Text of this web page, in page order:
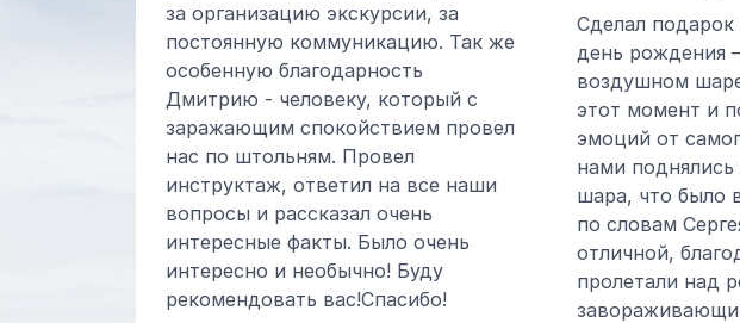
за организацию экскурсии, за
постоянную коммуникацию. Так же
особенную благодарность
Дмитрию - человеку, который с
заражающим спокойствием провел
нас по штольням. Провел
инструктаж, ответил на все наши
вопросы и рассказал очень
интересные факты. Было очень
интересно и необычно! Буду
рекомендовать вас!Спасибо!
Сделал
день рождения
воздушном
этот момент и
эмоций от
нами
шара, что было
по словам
отличной,
пролетали над